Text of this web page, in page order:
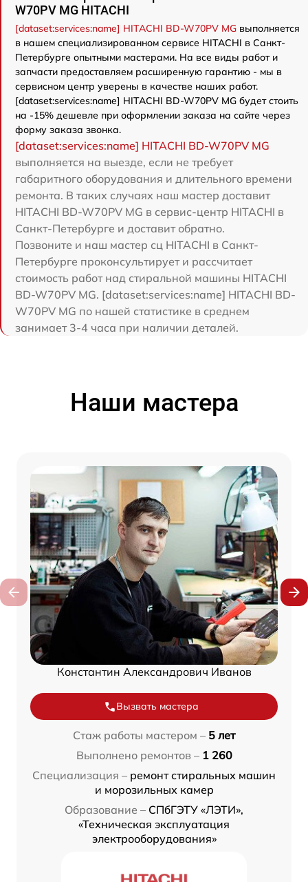
W70PV MG HITACHI
[dataset:services:name] HITACHI BD-W70PV MG выполняется
в нашем специализированном сервисе HITACHI в Санкт-
Петербурге опытными мастерами. На все виды работ и
запчасти предоставляем расширенную гарантию - мы в
сервисном центр уверены в качестве наших работ.
[dataset:services:name] HITACHI BD-W70PV MG будет стоить
на -15% дешевле при оформлении заказа на сайте через
форму заказа звонка.
[dataset:services:name] HITACHI BD-W70PV MG
выполняется на выезде, если не требует
габаритного оборудования и длительного времени
ремонта. В таких случаях наш мастер доставит
HITACHI BD-W70PV MG в сервис-центр HITACHI в
Санкт-Петербурге и доставит обратно.
Позвоните и наш мастер сц HITACHI в Санкт-
Петербурге проконсультирует и рассчитает
стоимость работ над стиральной машины HITACHI
BD-W70PV MG. [dataset:services:name] HITACHI BD-
W70PV MG по нашей статистике в среднем
занимает 3-4 часа при наличии деталей.
Наши мастера
Константин Александрович Иванов
Вызвать мастера
Стаж работы мастером – 5 лет
Выполнено ремонтов – 1 260
Специализация – ремонт стиральных машин
и морозильных камер
Образование – СПбГЭТУ «ЛЭТИ»,
«Техническая эксплуатация
электрооборудования»